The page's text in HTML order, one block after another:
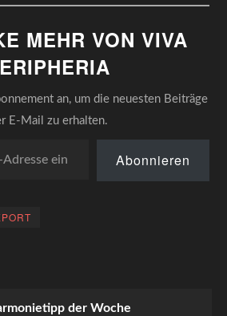
MEHR VON VIVA
an, um die neuesten Beiträge
E-Mail zu erhalten.
Abonnieren
der Woche